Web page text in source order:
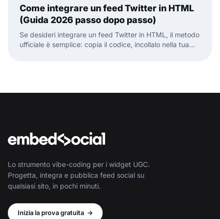
Come integrare un feed Twitter in HTML
(Guida 2026 passo dopo passo)
Se desideri integrare un feed Twitter in HTML, il metodo
ufficiale è semplice: copia il codice, incollalo nella tua
Lo strumento vibe-coding per i widget UGC.
Progetta, integra e pubblica feed social su
qualsiasi sito, in pochi minuti.
Inizia la prova gratuita →